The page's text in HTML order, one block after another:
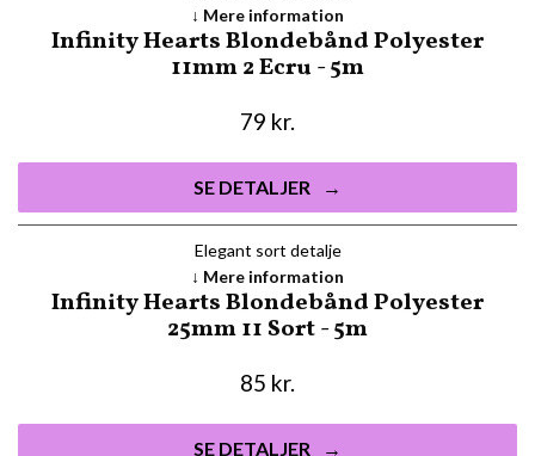
Infinity Hearts Blondebånd Polyester
11mm 2 Ecru - 5m
79 kr.
SE DETALJER
Mere information
Elegant sort detalje
Infinity Hearts Blondebånd Polyester
25mm 11 Sort - 5m
85 kr.
SE DETALJER
Mere information